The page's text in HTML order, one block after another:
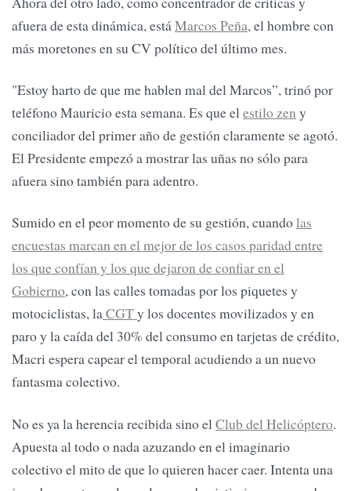
afuera de esta dinámica, estáMarcos Peña, el hombre con
más moretones en su CV político del último mes.
"Estoy harto de que me hablen mal del Marcos”, trinó por
teléfono Mauricio esta semana. Es que elestilo zen y
conciliador del primer año de gestión claramente se agotó.
El Presidente empezó a mostrar las uñas no sólo para
afuera sino también para adentro.
Sumido en el peor momento de su gestión, cuandolas
encuestas marcan en el mejor de los casos paridad entre
los que confían y los que dejaron de confiar en el
Gobierno, con las calles tomadas por los piquetes y
motociclistas, laCGTy los docentes movilizados y en
paro y la caída del 30% del consumo en tarjetas de crédito,
Macri espera capear el temporal acudiendo a un nuevo
fantasma colectivo.
No es ya la herencia recibida sino elClub del Helicóptero.
Apuesta al todo o nada azuzando en el imaginario
colectivo el mito de que lo quieren hacer caer. Intenta una